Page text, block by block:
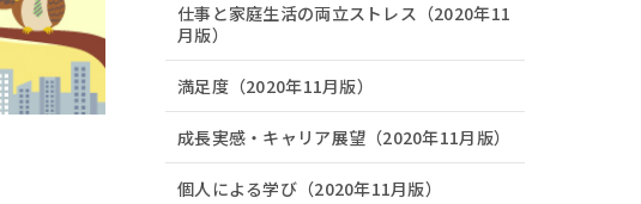
仕事と家庭生活の両立ストレス（2020年11
月版）
満足度（2020年11月版）
成長実感・キャリア展望（2020年11月版）
個人による学び（2020年11月版）